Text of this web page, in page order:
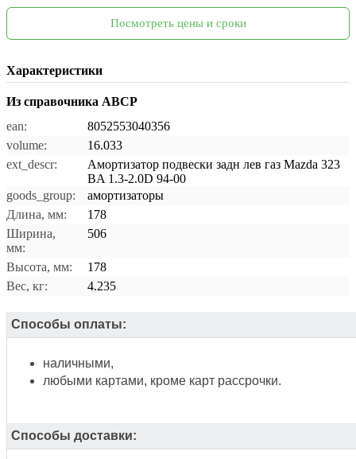
Посмотреть цены и сроки
Характеристики
Из справочника ABCP
ean:
8052553040356
volume:
16.033
ext_descr:
Амортизатор подвески задн лев газ Mazda 323
BA 1.3-2.0D 94-00
goods_group:
амортизаторы
Длина, мм:
178
Ширина,
мм:
506
Высота, мм:
178
Вес, кг:
4.235
Способы оплаты:
наличными,
любыми картами, кроме карт рассрочки.
Способы доставки: